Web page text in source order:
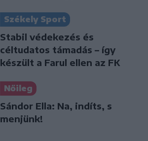
Székely Sport
Stabil védekezés és
céltudatos támadás – így
készült a Farul ellen az FK
Nőileg
Sándor Ella: Na, indíts, s
menjünk!